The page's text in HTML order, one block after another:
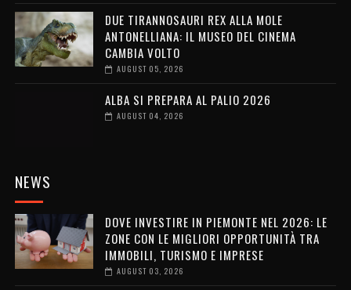
DUE TIRANNOSAURI REX ALLA MOLE
ANTONELLIANA: IL MUSEO DEL CINEMA
CAMBIA VOLTO
AUGUST 05, 2026
ALBA SI PREPARA AL PALIO 2026
AUGUST 04, 2026
NEWS
DOVE INVESTIRE IN PIEMONTE NEL 2026: LE
ZONE CON LE MIGLIORI OPPORTUNITÀ TRA
IMMOBILI, TURISMO E IMPRESE
AUGUST 03, 2026